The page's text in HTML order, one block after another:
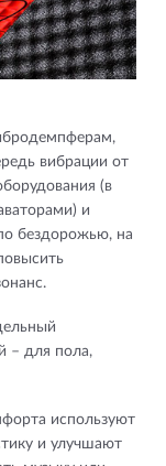
вибрации от
(в
и
бездорожью, на
– для пола,
используют
и улучшают